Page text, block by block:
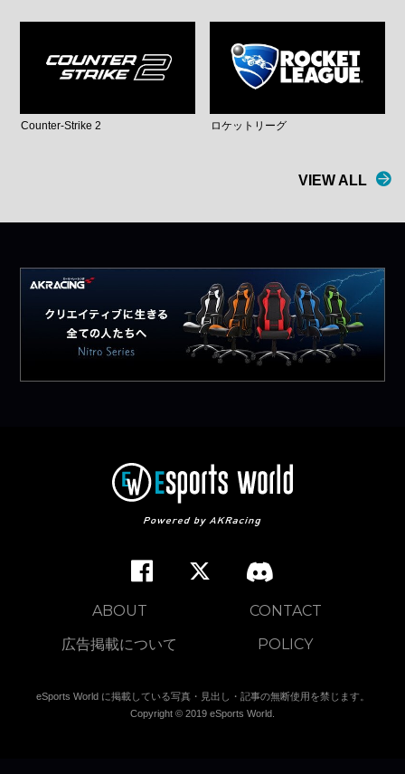
Counter-Strike 2 ロケットリーグ
VIEW ALL
ABOUT
CONTACT
広告掲載について
POLICY
eSports World に掲載している写真・見出し・記事の無断使用を禁じます。
Copyright © 2019 eSports World.